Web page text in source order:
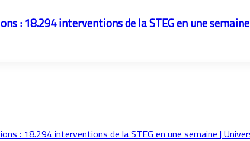
: 18.294 interventions de la STEG en une semaine